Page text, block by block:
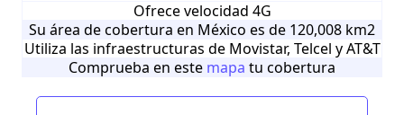
Ofrece velocidad 4G
Su área de cobertura en México es de 120,008 km2
Utiliza las infraestructuras de Movistar, Telcel y AT&T
Comprueba en este mapa tu cobertura